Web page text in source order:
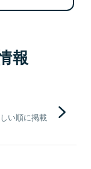
報
い順に掲載